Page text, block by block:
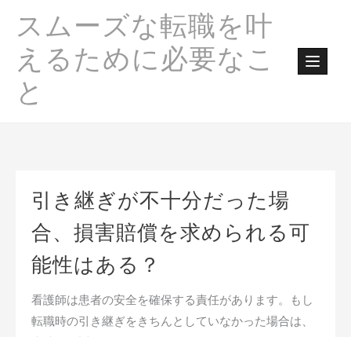
content
スムーズな転職を叶
えるために必要なこ
と
引き継ぎが不十分だった場
合、損害賠償を求められる可
能性はある？
看護師は患者の安全を確保する責任があります。もし
転職時の引き継ぎをきちんとしていなかった場合は、